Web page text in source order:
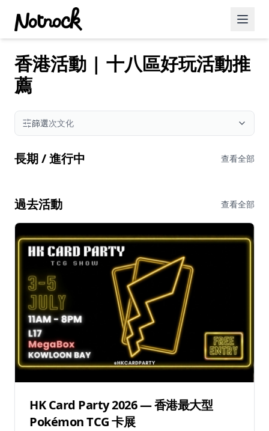
精選活動
博客文章
約會好去處
美食佳餚
品酒
藝術文化
休閒
音樂
香港活動 | 十八區好玩活動推
薦
篩選次文化
長期 / 進行中 查看全部
過去活動 查看全部
HK Card Party 2026 — 香港最大型
Pokémon TCG 卡展